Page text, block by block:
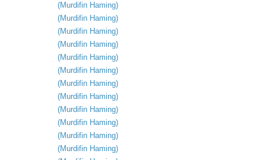
(Murdifin Haming)
(Murdifin Haming)
(Murdifin Haming)
(Murdifin Haming)
(Murdifin Haming)
(Murdifin Haming)
(Murdifin Haming)
(Murdifin Haming)
(Murdifin Haming)
(Murdifin Haming)
(Murdifin Haming)
(Murdifin Haming)